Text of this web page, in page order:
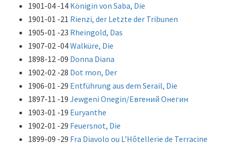
1901-04 -14 Königin von Saba, Die
1901-01 -21 Rienzi, der Letzte der Tribunen
1905-01 -23 Rheingold, Das
1907-02 -04Walküre, Die
1898-12 -09 Donna Diana
1902-02 -28 Dot mon, Der
1906-01 -29 Entführung aus dem Serail, Die
1897-11 -19 Jewgeni Onegin/Евгений Онегин
1903-01 -19 Euryanthe
1902-01 -29 Feuersnot, Die
1899-09 -29 Fra Diavolo ou L’Hôtellerie de Terracine